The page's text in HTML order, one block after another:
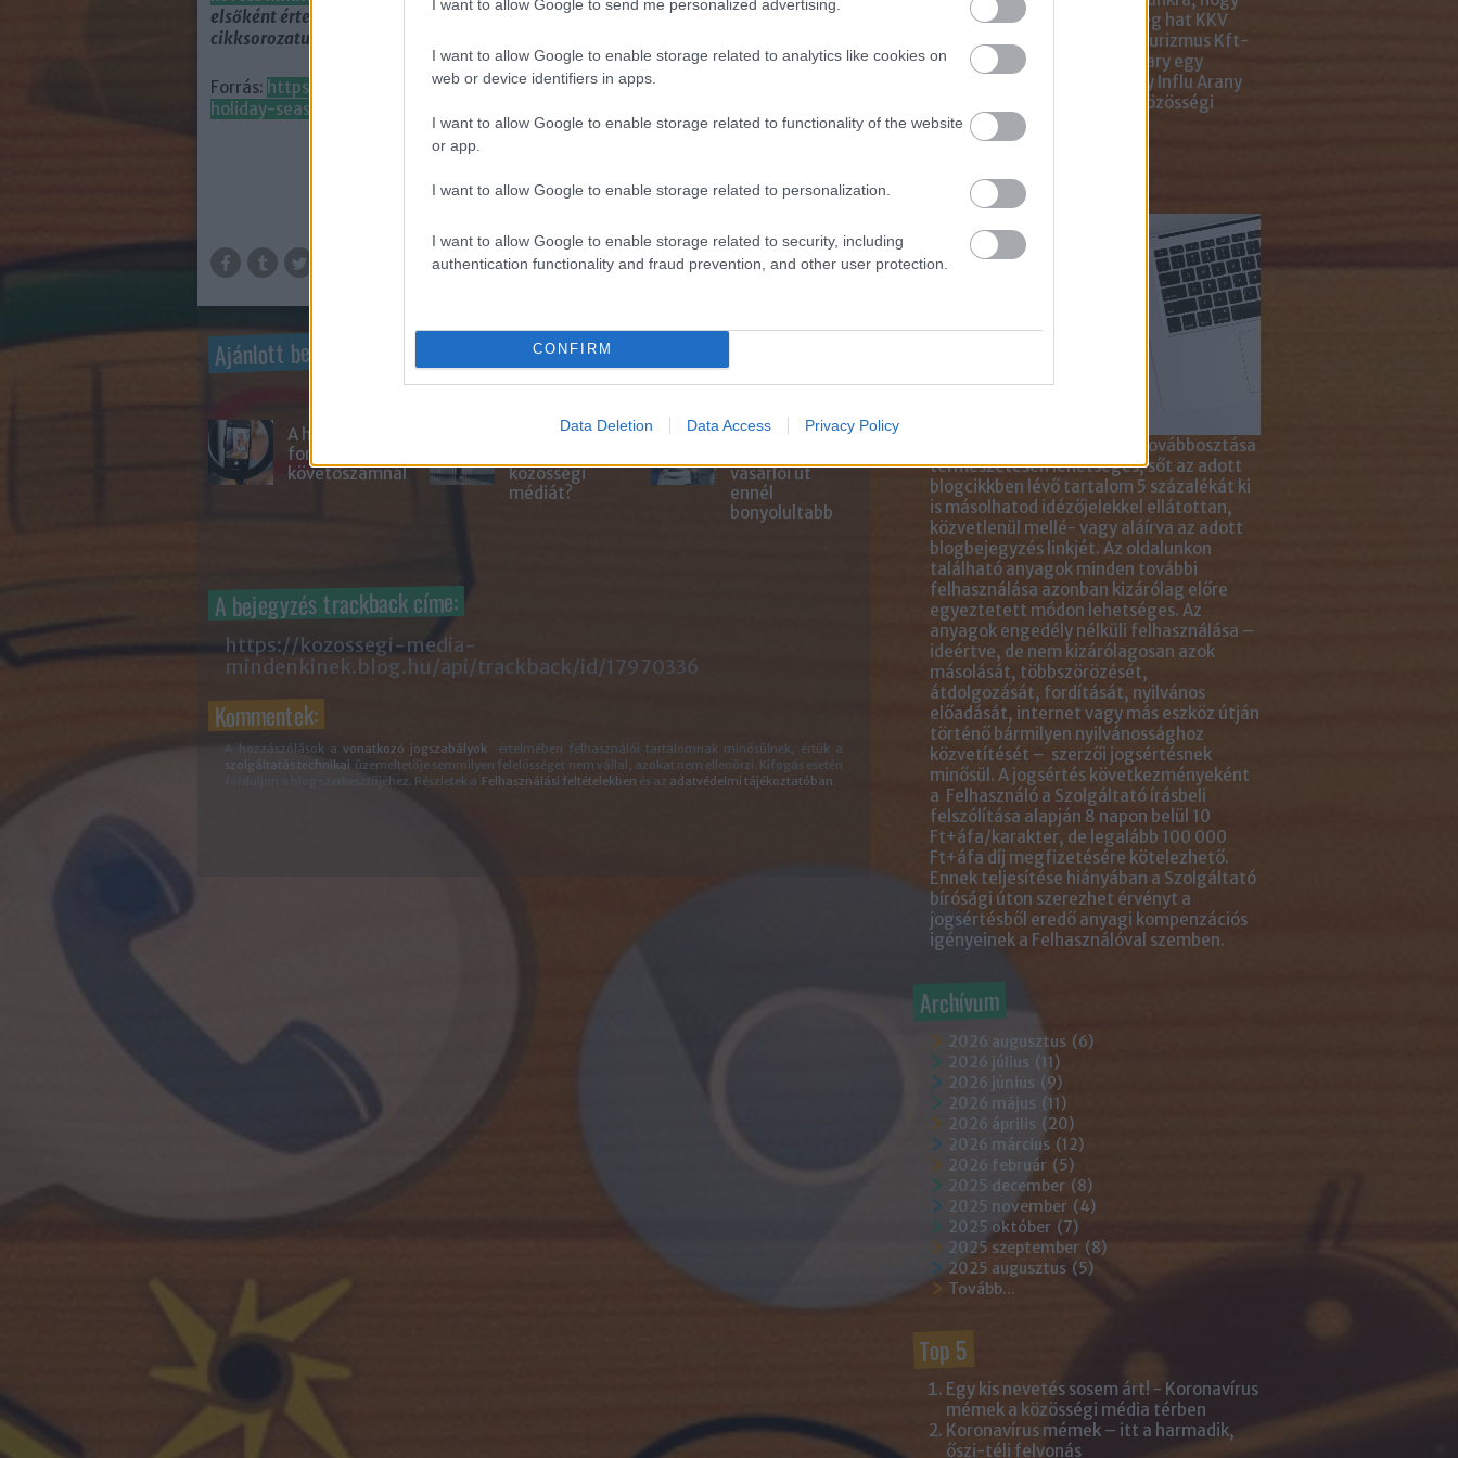
I want to allow Google to send me personalized advertising.
I want to allow Google to enable storage related to analytics like cookies on
web or device identifiers in apps.
I want to allow Google to enable storage related to functionality of the website
or app.
I want to allow Google to enable storage related to personalization.
I want to allow Google to enable storage related to security, including
authentication functionality and fraud prevention, and other user protection.
CONFIRM
Data Deletion Data Access Privacy Policy
elsőként értesülhetsz róla, amint megjelenik
cikksorozatunk következő része.
Forrás: https://www.contentcal.com/blog/20-social-media-post-ideas-for-the-
holiday-season/
SZÓLJ HOZZÁ
Ajánlott bejegyzések:
A hitelesség
fontosabb a
követőszámnál
Hogyan
használja a Z
közösségi
médiát?
vásárolnak
azonnal a
vásárlói út
ennél
bonyolultabb
A bejegyzés trackback címe:
https://kozossegi-media-
mindenkinek.blog.hu/api/trackback/id/17970336
Kommentek:
A hozzászólások a vonatkozó jogszabályok értelmében felhasználói tartalomnak minősülnek, értük a
szolgáltatás technikai üzemeltetője semmilyen felelősséget nem vállal, azokat nem ellenőrzi. Kifogás esetén
forduljon a blog szerkesztőjéhez. Részletek a Felhasználási feltételekben és az adatvédelmi tájékoztatóban.
Magyar Marketing Szövetség hat KKV
Marketing Gyémánt Díjjal, Turizmus Kft-
től 5 díjjal, az Internet Hungary egy
fődíjjal, a KREATÍV pedig egy Influ Arany
díjjal tüntette ki cégünket közösségi
média kampányaiért.
Így használd cikkeinket...
Az anyagok linkkel történő továbbosztása
természetesen lehetséges, sőt az adott
blogcikkben lévő tartalom 5 százalékát ki
is másolhatod idézőjelekkel ellátottan,
közvetlenül mellé- vagy aláírva az adott
blogbejegyzés linkjét. Az oldalunkon
található anyagok minden további
felhasználása azonban kizárólag előre
egyeztetett módon lehetséges. Az
anyagok engedély nélküli felhasználása –
ideértve, de nem kizárólagosan azok
másolását, többszörözését,
átdolgozását, fordítását, nyilvános
előadását, internet vagy más eszköz útján
történő bármilyen nyilvánossághoz
közvetítését – szerzői jogsértésnek
minősül. A jogsértés következményeként
a Felhasználó a Szolgáltató írásbeli
felszólítása alapján 8 napon belül 10
Ft+áfa/karakter, de legalább 100 000
Ft+áfa díj megfizetésére kötelezhető.
Ennek teljesítése hiányában a Szolgáltató
bírósági úton szerezhet érvényt a
jogsértésből eredő anyagi kompenzációs
igényeinek a Felhasználóval szemben.
Archívum
2026 augusztus (6)
2026 július (11)
2026 június (9)
2026 május (11)
2026 április (20)
2026 március (12)
2026 február (5)
2025 december (8)
2025 november (4)
2025 október (7)
2025 szeptember (8)
2025 augusztus (5)
Tovább...
Top 5
Egy kis nevetés sosem árt! - Koronavírus
mémek a közösségi média térben
Koronavírus mémek – itt a harmadik,
őszi-téli felvonás